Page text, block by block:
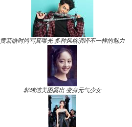
黄新皓时尚写真曝光 多种风格演绎不一样的魅力
郭玮洁美图露出 变身元气少女